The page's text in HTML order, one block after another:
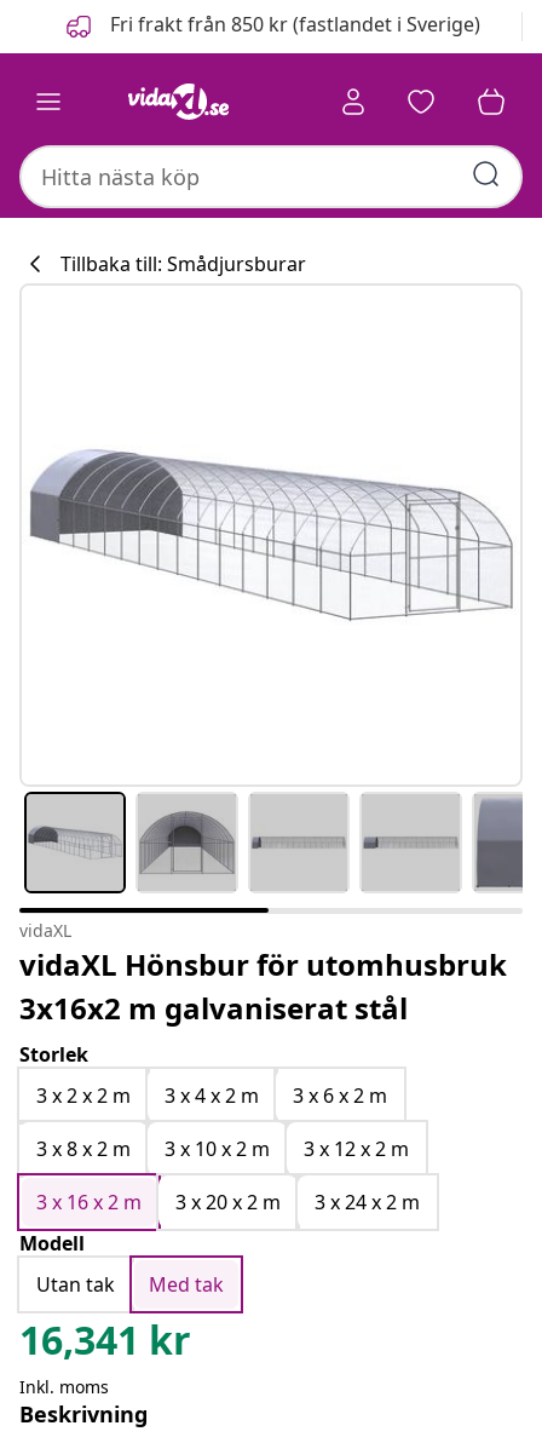
FöregåendeFri frakt från 850 kr (fastlandet i Sverige)
Tillbaka till: Smådjursburar
vidaXL
vidaXL Hönsbur för utomhusbruk
3x16x2 m galvaniserat stål
Storlek
3 x 2 x 2 m
3 x 4 x 2 m
3 x 6 x 2 m
3 x 8 x 2 m
3 x 10 x 2 m
3 x 12 x 2 m
3 x 16 x 2 m
3 x 20 x 2 m
3 x 24 x 2 m
Modell
Utan tak
Med tak
16,341 kr
Inkl. moms
Beskrivning